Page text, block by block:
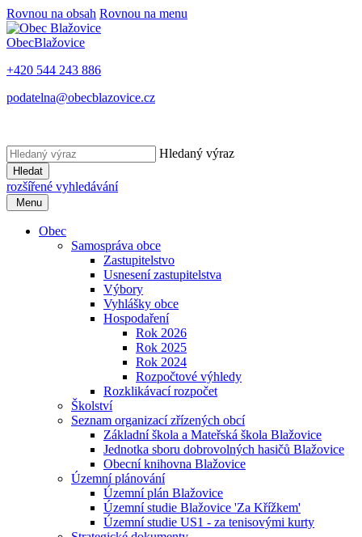
Rovnou na obsah Rovnou na menu
ObecBlažovice
+420 544 243 886
podatelna@obecblazovice.cz
Hledaný výraz
Hledat
rozšířené vyhledávání
Menu
Obec
Samospráva obce
Zastupitelstvo
Usnesení zastupitelstva
Výbory
Vyhlášky obce
Hospodaření
Rok 2026
Rok 2025
Rok 2024
Rozpočtové výhledy
Rozklikávací rozpočet
Školství
Seznam organizací zřízených obcí
Základní škola a Mateřská škola Blažovice
Jednotka sboru dobrovolných hasičů Blažovice
Obecní knihovna Blažovice
Územní plánování
Územní plán Blažovice
Územní studie Blažovice 'Za Křížkem'
Územní studie US1 - za tenisovými kurty